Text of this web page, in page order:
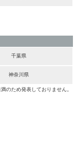
千葉県
神奈川県
のため発表しておりません。